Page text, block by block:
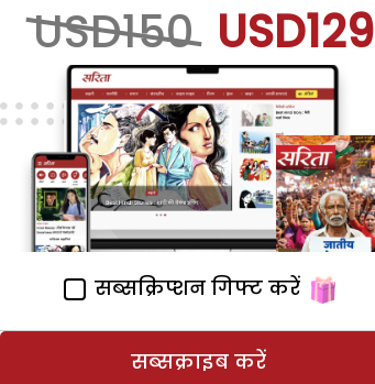
USD150 USD129
सब्सक्रिप्शन गिफ्ट करें
सब्सक्राइब करें